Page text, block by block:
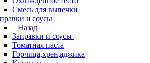
Смесь для выпечки
и соусы
Назад
Заправки и соусы
Томатная паста
Горчица,хрен,аджика